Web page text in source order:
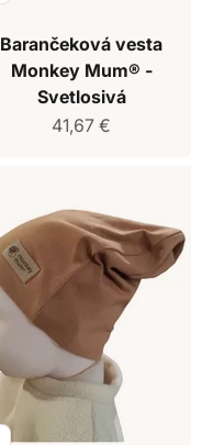
Barančeková vesta
Monkey Mum® -
Svetlosivá
Predajná cena
41,67 €